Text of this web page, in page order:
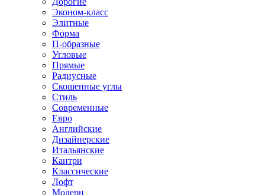
Эконом-класс
Элитные
Форма
П-образные
Угловые
Прямые
Радиусные
Скошенные углы
Стиль
Современные
Евро
Английские
Дизайнерские
Итальянские
Кантри
Классические
Лофт
Модерн